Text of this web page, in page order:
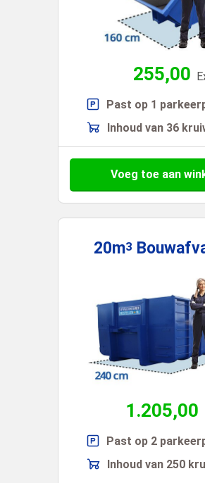
255,00
Past op 1
Inhoud van 36
Voeg toe aan
20m3
1.205,00
Past op 2
Inhoud van 250